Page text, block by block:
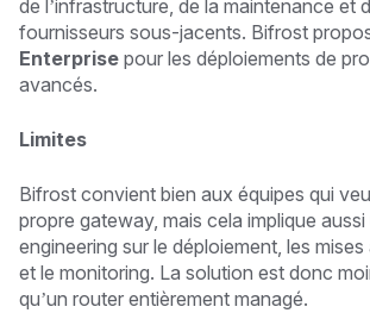
de l’infrastructure, de la maintenance et
fournisseurs sous-jacents. Bifrost
Enterprise pour les déploiements de
avancés.
Limites
Bifrost convient bien aux équipes qui
propre gateway, mais cela implique
engineering sur le déploiement, les
et le monitoring. La solution est donc
qu’un router entièrement managé.